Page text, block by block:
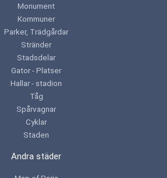
Monument
Kommuner
Parker, Trädgårdar
Stränder
Stadsdelar
Gator - Platser
Hallar - stadion
Tåg
Spårvagnar
Cyklar
Staden
Andra städer